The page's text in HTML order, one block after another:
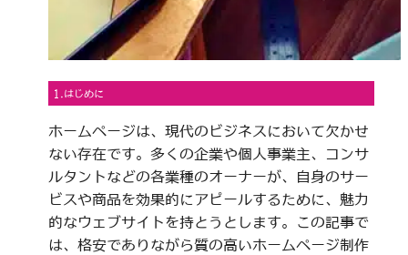
1.はじめに
ホームページは、現代のビジネスにおいて欠かせ
ない存在です。多くの企業や個人事業主、コンサ
ルタントなどの各業種のオーナーが、自身のサー
ビスや商品を効果的にアピールするために、魅力
的なウェブサイトを持とうとします。この記事で
は、格安でありながら質の高いホームページ制作